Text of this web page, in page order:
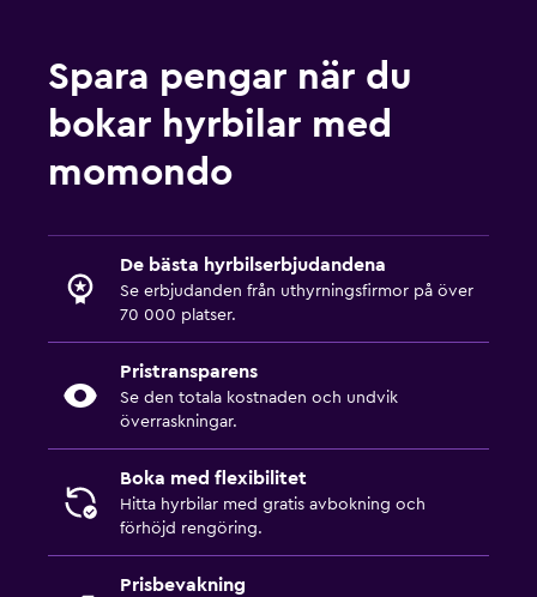
Spara pengar när du
bokar hyrbilar med
momondo
De bästa hyrbilserbjudandena
Se erbjudanden från uthyrningsfirmor på över
70 000 platser.
Pristransparens
Se den totala kostnaden och undvik
överraskningar.
Boka med flexibilitet
Hitta hyrbilar med gratis avbokning och
förhöjd rengöring.
Prisbevakning